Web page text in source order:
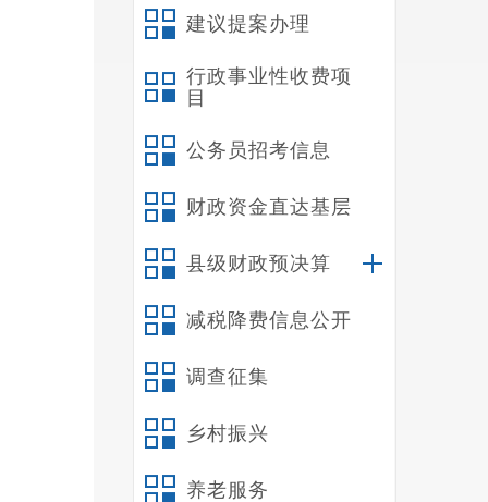
建议提案办理
行政事业性收费项
目
公务员招考信息
财政资金直达基层
县级财政预决算
减税降费信息公开
调查征集
乡村振兴
养老服务